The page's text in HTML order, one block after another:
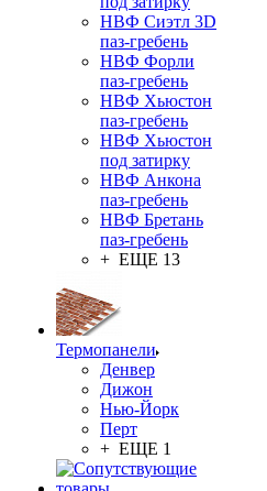
НВФ Сиэтл 3D
паз-гребень
НВФ Форли
паз-гребень
НВФ Хьюстон
паз-гребень
НВФ Хьюстон
под затирку
НВФ Анкона
паз-гребень
НВФ Бретань
паз-гребень
+ ЕЩЕ 13
Термопанели
Денвер
Дижон
Нью-Йорк
Перт
+ ЕЩЕ 1